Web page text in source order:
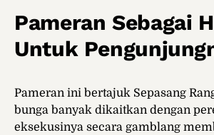
Pameran Sebagai
Untuk
Pameran ini bertajuk Sepasang
bunga banyak dikaitkan dengan
eksekusinya secara gamblang